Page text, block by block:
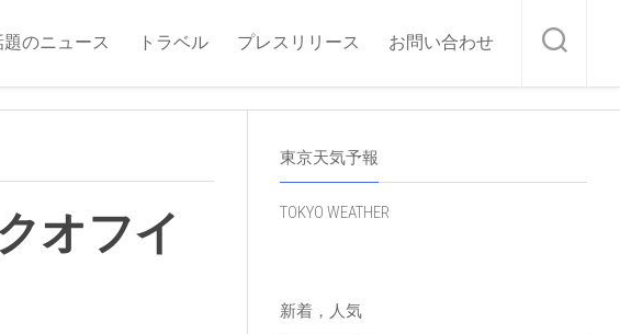
題のニュース トラベル プレスリリース お問い合わせ
オフイ
東京天気予報
TOKYO WEATHER
新着，人気